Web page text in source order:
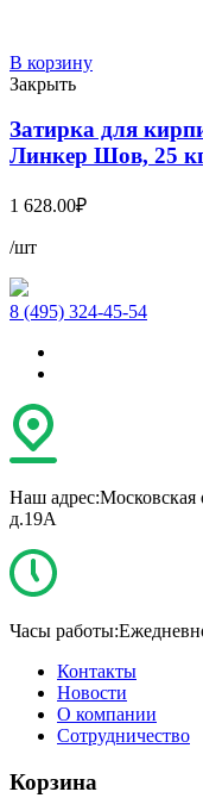
В корзину
Закрыть
Затирка для
Линкер Шов, 25
1 628.00₽
/шт
8 (495) 324-45-54
Наш адрес:Московская
д.19А
Часы работы:
Контакты
Новости
О компании
Сотрудничество
Корзина